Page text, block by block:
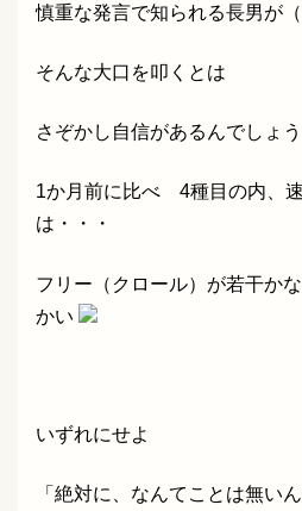
慎重な発言で知られる長男が（
そんな大口を叩くとは
さぞかし自信があるんでしょう
1か月前に比べ 4種目の内、
は・・・
フリー（クロール）が若干か
かい
いずれにせよ
「絶対に、なんてことは無いん